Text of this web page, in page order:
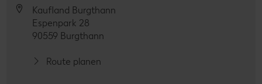
Kaufland Burgthann
Espenpark 28
90559 Burgthann
Route planen